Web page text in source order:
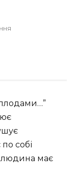
собі
людина має